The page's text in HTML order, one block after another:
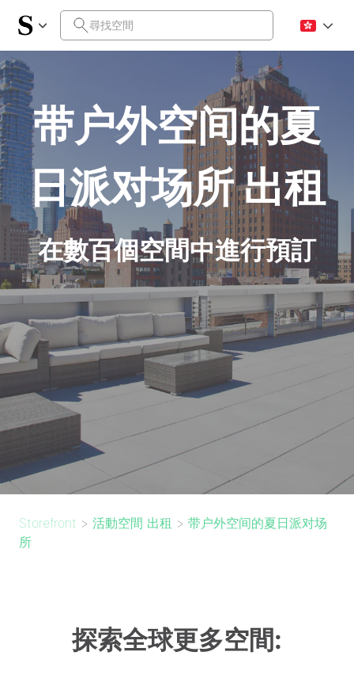
带户外空间的夏
日派对场所 出租
在數百個空間中進行預訂
Storefront > 活動空間 出租 > 带户外空间的夏日派对场
所
探索全球更多空間: